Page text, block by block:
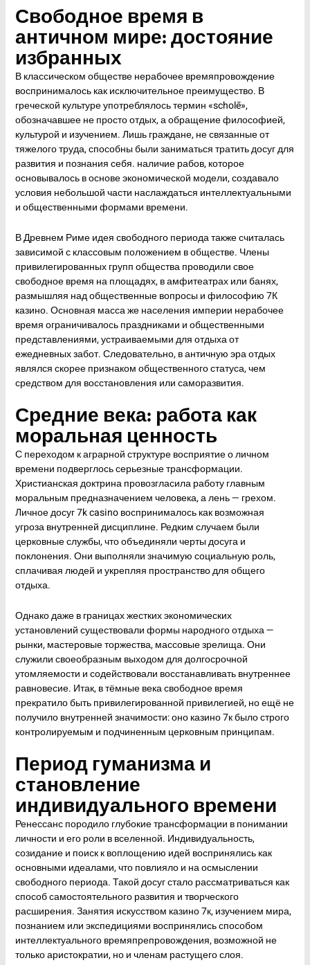
Свободное время в
античном мире: достояние
избранных
В классическом обществе нерабочее времяпровождение
воспринималось как исключительное преимущество. В
греческой культуре употреблялось термин «scholē»,
обозначавшее не просто отдых, а обращение философией,
культурой и изучением. Лишь граждане, не связанные от
тяжелого труда, способны были заниматься тратить досуг для
развития и познания себя. наличие рабов, которое
основывалось в основе экономической модели, создавало
условия небольшой части наслаждаться интеллектуальными
и общественными формами времени.
В Древнем Риме идея свободного периода также считалась
зависимой с классовым положением в обществе. Члены
привилегированных групп общества проводили свое
свободное время на площадях, в амфитеатрах или банях,
размышляя над общественные вопросы и философию 7К
казино. Основная масса же населения империи нерабочее
время ограничивалось праздниками и общественными
представлениями, устраиваемыми для отдыха от
ежедневных забот. Следовательно, в античную эра отдых
являлся скорее признаком общественного статуса, чем
средством для восстановления или саморазвития.
Средние века: работа как
моральная ценность
С переходом к аграрной структуре восприятие о личном
времени подверглось серьезные трансформации.
Христианская доктрина провозгласила работу главным
моральным предназначением человека, а лень — грехом.
Личное досуг 7k casino воспринималось как возможная
угроза внутренней дисциплине. Редким случаем были
церковные службы, что объединяли черты досуга и
поклонения. Они выполняли значимую социальную роль,
сплачивая людей и укрепляя пространство для общего
отдыха.
Однако даже в границах жестких экономических
установлений существовали формы народного отдыха —
рынки, мастеровые торжества, массовые зрелища. Они
служили своеобразным выходом для долгосрочной
утомляемости и содействовали восстанавливать внутреннее
равновесие. Итак, в тёмные века свободное время
прекратило быть привилегированной привилегией, но ещё не
получило внутренней значимости: оно казино 7к было строго
контролируемым и подчиненным церковным принципам.
Период гуманизма и
становление
индивидуального времени
Ренессанс породило глубокие трансформации в понимании
личности и его роли в вселенной. Индивидуальность,
созидание и поиск к воплощению идей воспринялись как
основными идеалами, что повлияло и на осмыслении
свободного периода. Такой досуг стало рассматриваться как
способ самостоятельного развития и творческого
расширения. Занятия искусством казино 7к, изучением мира,
познанием или экспедициями воспринялись способом
интеллектуального времяпрепровождения, возможной не
только аристократии, но и членам растущего слоя.